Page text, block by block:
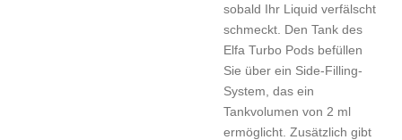
sobald Ihr Liquid verfälscht
schmeckt. Den Tank des
Elfa Turbo Pods befüllen
Sie über ein Side-Filling-
System, das ein
Tankvolumen von 2 ml
ermöglicht. Zusätzlich gibt